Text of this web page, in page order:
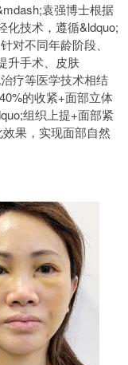
袁强博士根据
化技术，遵循&ldquo;
对不同年龄阶段、
升手术、皮肤
疗等医学技术相结
的收紧+面部立体
组织上提+面部紧
果，实现面部自然